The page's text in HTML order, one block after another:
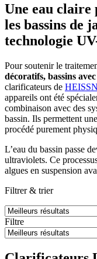
Une eau claire
les bassins de
technologie
Pour soutenir le
décoratifs, bassins
clarificateurs de
appareils ont été
combinaison avec des
bassin. Ils permettent
procédé purement
L’eau du bassin passe
ultraviolets. Ce
algues en suspension
Filtrer & trier
Filtre